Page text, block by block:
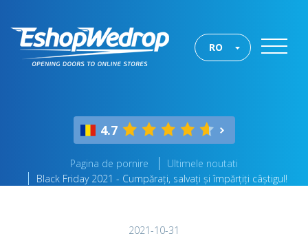
RO
4.7
Pagina de pornire
Ultimele noutati
Black Friday 2021 - Cumpărați, salvați și împărțiți câștigul!
2021-10-31